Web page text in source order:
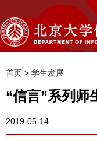
首页 > 学生发展
“信言”系列师
2019-05-14